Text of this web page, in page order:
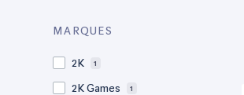
MARQUES
2K 1
2K Games 1